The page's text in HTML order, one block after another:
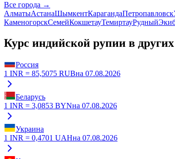
Все города →
АлматыАстанаШымкентКарагандаПетропавловск
КаменогорскСемейКокшетауТемиртауРудный
Курс индийской рупии в
Россия
1 INR = 85,5075 RUBна 07.08.2026
Беларусь
1 INR = 3,0853 BYNна 07.08.2026
Украина
1 INR = 0,4701 UAHна 07.08.2026